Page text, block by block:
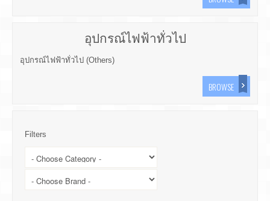
อุปกรณ์ไฟฟ้าทั่วไป
อุปกรณ์ไฟฟ้าทั่วไป (Others)
BROWSE
Filters